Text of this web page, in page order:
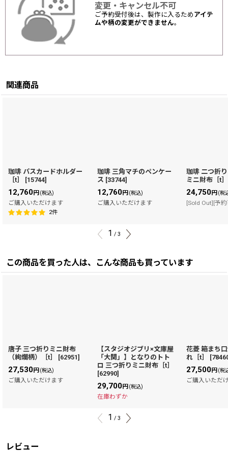
変更・キャンセル不可
ご予約受付後は、製作に入るため アイテ
ムや柄の変更ができません。
関連商品
珈琲 パスカードホルダー
［t］
[15744]
12,760円 (税込)
ご購入いただけます
2件
珈琲 三角マチのペンケー
ス [33744]
12,760円 (税込)
ご購入いただけます
珈琲 二つ折
ミニ財布［t］
24,750円 (税
[Sold Out][予
1 / 3
この商品を買った人は、こんな商品も買っています
唐子 三つ折りミニ財布
（絢爛柄）［t］
[62951]
27,530円 (税込)
ご購入いただけます
【スタジオジブリ×文庫屋
「大関」】となりのトト
ロ 三つ折りミニ財布［t］
[62990]
29,700円 (税込)
在庫わずか
花菱 箱まち
れ［t］
[
27,500円 (税
ご購入いただ
1 / 3
レビュー